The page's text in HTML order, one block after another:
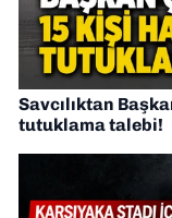
Savcılıktan
tutuklama talebi!